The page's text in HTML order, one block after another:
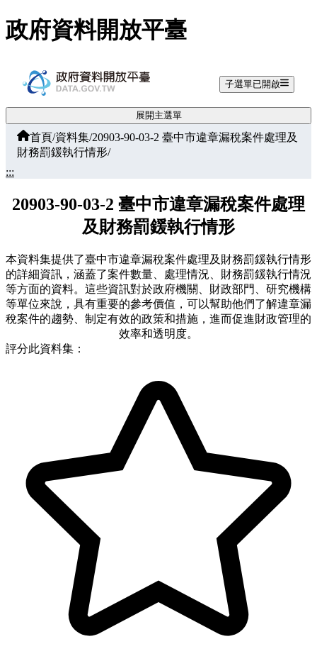
跳至主要內容
政府資料開放平臺
子選單已開啟
展開主選單
首頁/資料集/20903-90-03-2 臺中市違章漏稅案件處理及
財務罰鍰執行情形/
:::
20903-90-03-2 臺中市違章漏稅案件處理
及財務罰鍰執行情形
本資料集提供了臺中市違章漏稅案件處理及財務罰鍰執行情形
的詳細資訊，涵蓋了案件數量、處理情況、財務罰鍰執行情況
等方面的資料。這些資訊對於政府機關、財政部門、研究機構
等單位來說，具有重要的參考價值，可以幫助他們了解違章漏
稅案件的趨勢、制定有效的政策和措施，進而促進財政管理的
效率和透明度。
評分此資料集：